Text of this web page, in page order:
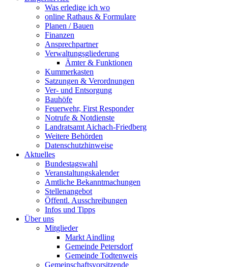
Was erledige ich wo
online Rathaus & Formulare
Planen / Bauen
Finanzen
Ansprechpartner
Verwaltungsgliederung
Ämter & Funktionen
Kummerkasten
Satzungen & Verordnungen
Ver- und Entsorgung
Bauhöfe
Feuerwehr, First Responder
Notrufe & Notdienste
Landratsamt Aichach-Friedberg
Weitere Behörden
Datenschutzhinweise
Aktuelles
Bundestagswahl
Veranstaltungskalender
Amtliche Bekanntmachungen
Stellenangebot
Öffentl. Ausschreibungen
Infos und Tipps
Über uns
Mitglieder
Markt Aindling
Gemeinde Petersdorf
Gemeinde Todtenweis
Gemeinschaftsvorsitzende